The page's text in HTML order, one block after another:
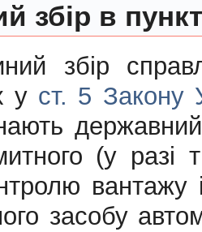
збір в
у ст. 5 Закону
(у разi
вантажу
засобу